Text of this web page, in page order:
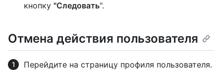
кнопку "Следовать".
Отмена действия пользователя
Перейдите на страницу профиля пользователя.